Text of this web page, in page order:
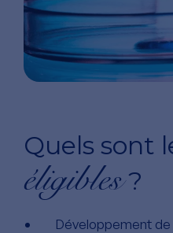
Quels sont
éligibles?
Développement